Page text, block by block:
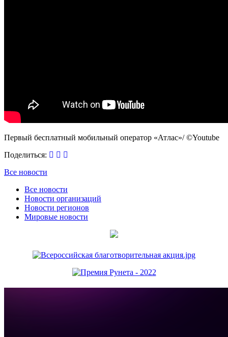
Первый бесплатный мобильный оператор «Атлас»/ ©Youtube
Поделиться:
Все новости
Все новости
Новости организаций
Новости регионов
Мировые новости